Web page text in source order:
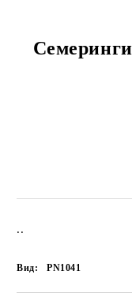
..
Вид: PN1041